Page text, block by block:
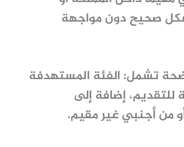
صحيح دون مواجهة
تشمل: الفئة المستهدفة
للتقديم، إضافة إلى
من أجنبي غير مقيم.